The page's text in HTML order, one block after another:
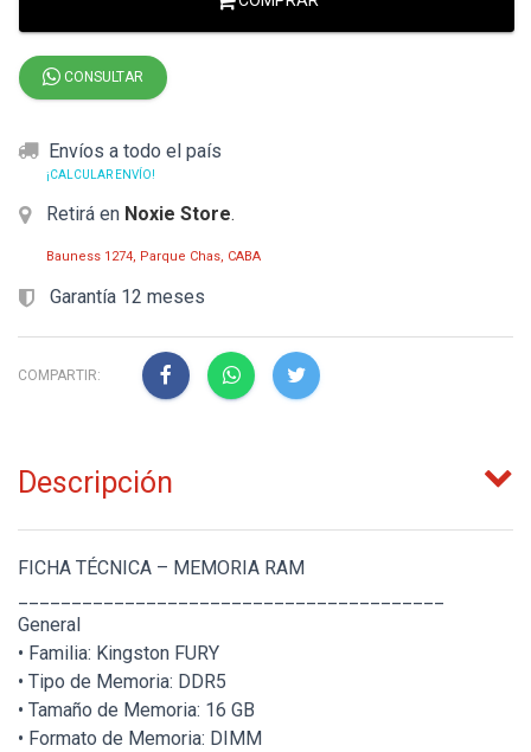
CONSULTAR
Envíos a todo el país
¡CALCULAR ENVÍO!
Retirá en Noxie Store.
Bauness 1274, Parque Chas, CABA
Garantía 12 meses
COMPARTIR:
Descripción
FICHA TÉCNICA – MEMORIA RAM
General
• Familia: Kingston FURY
• Tipo de Memoria: DDR5
• Tamaño de Memoria: 16 GB
• Formato de Memoria: DIMM